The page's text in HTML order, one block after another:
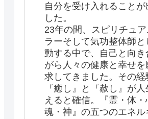
自分を受け入れることが
した。
23年の間、スピリチュ
ラーそして気功整体師と
動する中で、自己と向き
がら人々の健康と幸せを
求してきました。その経
『癒し』と『赦し』が
えると確信。『霊・体・
魂・神』の五つのエネル